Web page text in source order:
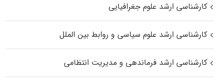
کارشناسی ارشد علوم جغرافیایی
کارشناسی ارشد علوم سیاسی و روابط بین الملل
کارشناسی ارشد فرماندهی و مدیریت انتظامی